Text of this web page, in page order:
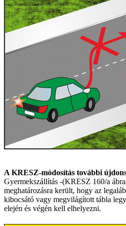
A KRESZ-módosítás további
Gyermekszállítás -(KRESZ 160/a
meghatározásra került, hogy az
kibocsátó vagy megvilágított tábla
elején és végén kell elhelyezni.